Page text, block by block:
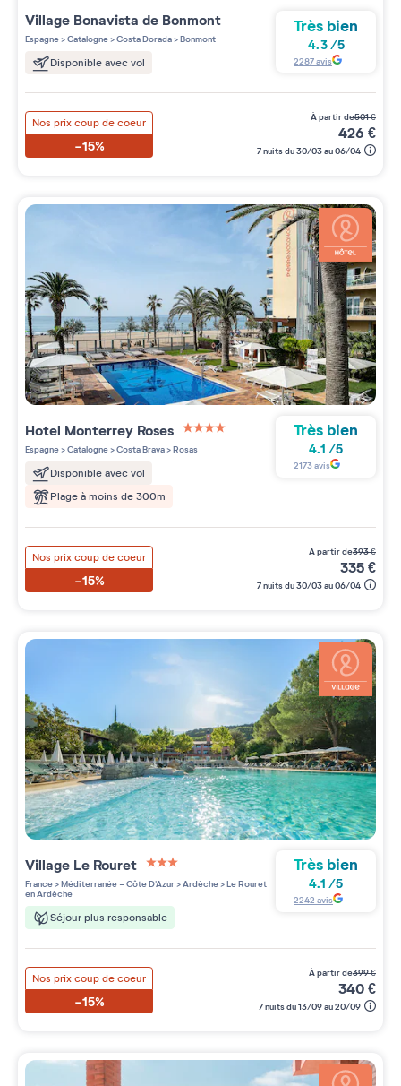
Village Bonavista de Bonmont
Espagne>Catalogne>Costa Dorada>Bonmont
Disponible avec vol
Très bien
4.3/5
2287avis
Nos prix coup de coeur
-15%
à partir de501€
426 €
7 nuits du 30/03 au 06/04
Hotel Monterrey Roses
4 étoiles sur 5
Espagne>Catalogne>Costa Brava>Rosas
Disponible avec vol
Plage à moins de 300m
Très bien
4.1 /5
2173avis
Nos prix coup de coeur
-15%
à partir de393€
335€
7 nuits du 30/03 au 06/04
Village Le Rouret
3 étoiles sur 5
France>Méditerranée - Côte D'Azur>Ardèche>Le Rouret
en Ardèche
Séjour plus responsable
Très bien
4.1 /5
2242 avis
Nos prix coup de coeur
-15%
à partir de399€
340€
7 nuits du 13/09 au 20/09